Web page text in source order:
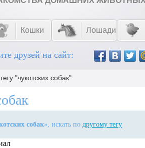
Кошки Лошади
друзей на сайт:
"чукотских собак"
собак», искать по другому тегу